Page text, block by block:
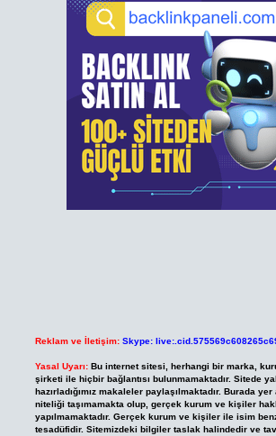
Reklam ve İletişim: Skype:
Yasal Uyarı: Bu internet sitesi, herhangi bir marka,
şirketi ile hiçbir bağlantısı bulunmamaktadır. Sitede
hazırladığımız makaleler paylaşılmaktadır. Burada
niteliği taşımamakta olup, gerçek kurum ve kişiler
yapılmamaktadır. Gerçek kurum ve kişiler ile isim
tesadüfidir. Sitemizdeki bilgiler taslak halindedir ve